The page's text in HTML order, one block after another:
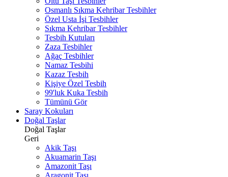
Osmanlı Sıkma Kehribar Tesbihler
Özel Usta İşi Tesbihler
Sıkma Kehribar Tesbihler
Tesbih Kutuları
Zaza Tesbihler
Ağaç Tesbihler
Namaz Tesbihi
Kazaz Tesbih
Kişiye Özel Tesbih
99'luk Kuka Tesbih
Tümünü Gör
Saray Kokuları
Doğal Taşlar
Doğal Taşlar
Geri
Akik Taşı
Akuamarin Taşı
Amazonit Taşı
Aragonit Taşı